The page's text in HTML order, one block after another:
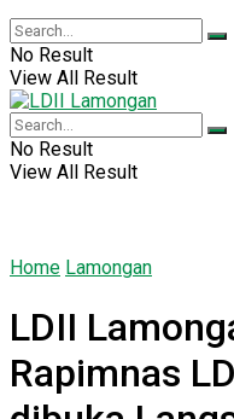
No Result
View All Result
No Result
View All Result
Home Lamongan
LDII
Rapimnas